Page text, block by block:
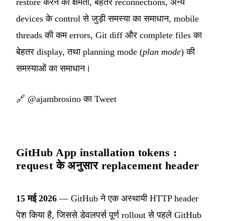
restore करने की क्षमता, बेहतर reconnections, अन्य
devices के control से जुड़ी समस्या का समाधान, mobile
threads की कम errors, Git diff और complete files का
बेहतर display, तथा planning mode (plan mode) की
समस्याओं का समाधान।
🔗 @ajambrosino का Tweet
GitHub App installation tokens :
request के अनुसार replacement header
15 मई 2026 — GitHub ने एक अस्थायी HTTP header
पेश किया है, जिससे डेवलपर्स पूर्ण rollout से पहले GitHub